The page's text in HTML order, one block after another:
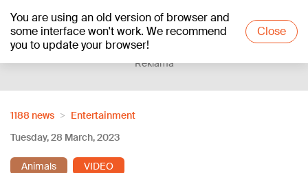
You are using an old version of browser and
some interface won't work. We recommend
you to update your browser!
Close
+16°C
Reklāma
1188 news
Entertainment
Tuesday, 28 March, 2023
Animals VIDEO